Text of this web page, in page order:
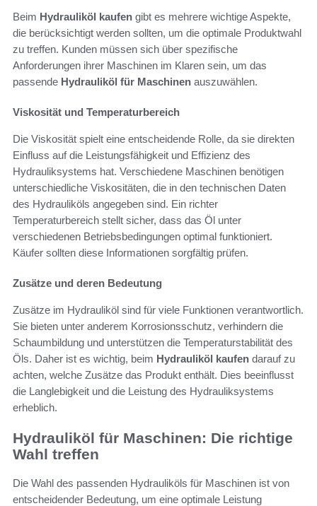
Beim Hydrauliköl kaufen gibt es mehrere wichtige Aspekte,
die berücksichtigt werden sollten, um die optimale Produktwahl
zu treffen. Kunden müssen sich über spezifische
Anforderungen ihrer Maschinen im Klaren sein, um das
passende Hydrauliköl für Maschinen auszuwählen.
Viskosität und Temperaturbereich
Die Viskosität spielt eine entscheidende Rolle, da sie direkten
Einfluss auf die Leistungsfähigkeit und Effizienz des
Hydrauliksystems hat. Verschiedene Maschinen benötigen
unterschiedliche Viskositäten, die in den technischen Daten
des Hydrauliköls angegeben sind. Ein richter
Temperaturbereich stellt sicher, dass das Öl unter
verschiedenen Betriebsbedingungen optimal funktioniert.
Käufer sollten diese Informationen sorgfältig prüfen.
Zusätze und deren Bedeutung
Zusätze im Hydrauliköl sind für viele Funktionen verantwortlich.
Sie bieten unter anderem Korrosionsschutz, verhindern die
Schaumbildung und unterstützen die Temperaturstabilität des
Öls. Daher ist es wichtig, beim Hydrauliköl kaufen darauf zu
achten, welche Zusätze das Produkt enthält. Dies beeinflusst
die Langlebigkeit und die Leistung des Hydrauliksystems
erheblich.
Hydrauliköl für Maschinen: Die richtige
Wahl treffen
Die Wahl des passenden Hydrauliköls für Maschinen ist von
entscheidender Bedeutung, um eine optimale Leistung